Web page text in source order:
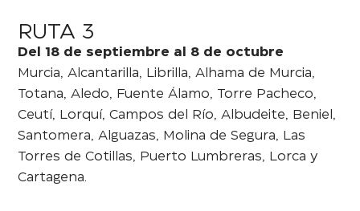
RUTA 3
Del 18 de septiembre al 8 de octubre
Murcia, Alcantarilla, Librilla, Alhama de Murcia,
Totana, Aledo, Fuente Álamo, Torre Pacheco,
Ceutí, Lorquí, Campos del Río, Albudeite, Beniel,
Santomera, Alguazas, Molina de Segura, Las
Torres de Cotillas, Puerto Lumbreras, Lorca y
Cartagena.